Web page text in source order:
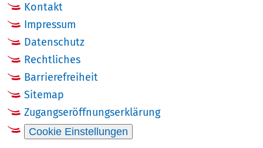
Kontakt
Impressum
Datenschutz
Rechtliches
Barrierefreiheit
Sitemap
Zugangseröffnungserklärung
Cookie Einstellungen